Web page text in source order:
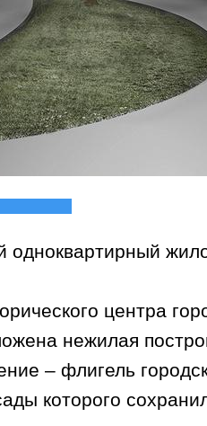
одноквартирный
центра
нежилая
– флигель
которого